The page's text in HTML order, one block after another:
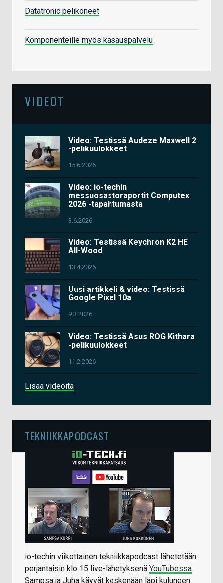
Datatronic pelikoneet
Komponenteille myös kasauspalvelu
VIDEOT
Video: Testissä Audeze Maxwell 2
-pelikuulokkeet
15.6.2026
Video: io-techin
messuosastoraportit Computex
2026 -tapahtumasta
3.6.2026
Video: Testissä Keychron K2 HE
All-Wood
13.4.2026
Uusi artikkeli & video: Testissä
Google Pixel 10a
9.3.2026
Video: Testissä Asus ROG Kithara
-pelikuulokkeet
11.2.2026
Lisää videoita
TEKNIIKKAPODCAST
io-techin viikottainen tekniikkapodcast lähetetään
perjantaisin klo 15 live-lähetyksenä YouTubessa.
Sampsa ja Juha käyvät keskenään läpi kuluneen